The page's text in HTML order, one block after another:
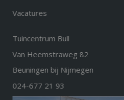
Vacatures
Tuincentrum Bull
Van Heemstraweg 82
Beuningen bij Nijmegen
024-677 21 93